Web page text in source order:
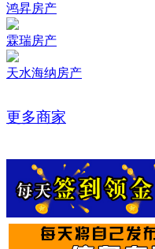
鸿昇房产
霖瑞房产
天水海纳房产
更多商家